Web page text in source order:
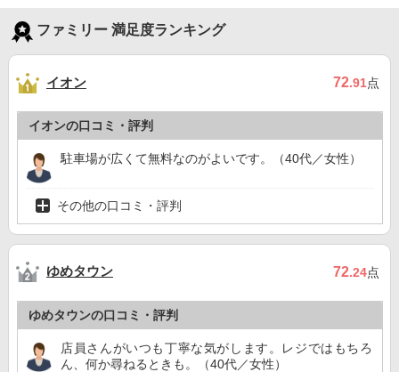
ファミリー 満足度ランキング
イオン 72.91点
イオンの口コミ・評判
駐車場が広くて無料なのがよいです。（40代／女性）
その他の口コミ・評判
ゆめタウン 72.24点
ゆめタウンの口コミ・評判
店員さんがいつも丁寧な気がします。レジではもちろ
ん、何か尋ねるときも。（40代／女性）